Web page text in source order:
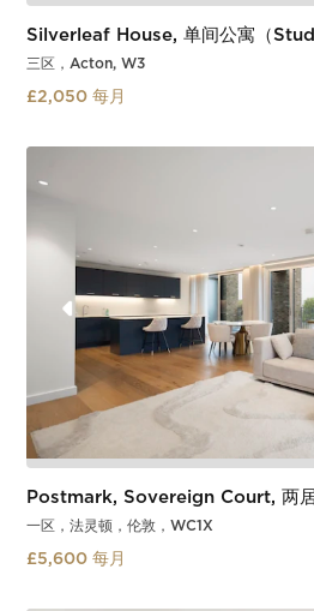
Silverleaf House, 单间公寓（
三区，Acton, W3
£2,050 每月
Postmark, Sovereign Court, 两
一区，法灵顿，伦敦，WC1X
£5,600 每月